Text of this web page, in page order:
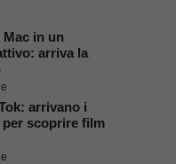
in un
arriva la
arrivano i
scoprire film